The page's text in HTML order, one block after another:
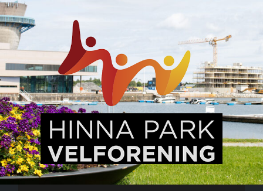
Hinna
Park,
en